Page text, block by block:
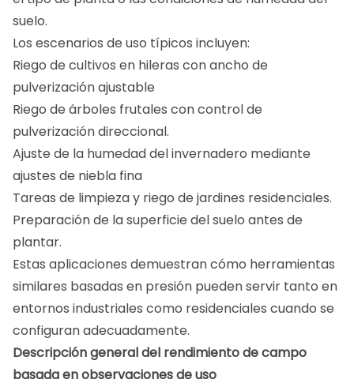
suelo.
Los escenarios de uso típicos incluyen:
Riego de cultivos en hileras con ancho de
pulverización ajustable
Riego de árboles frutales con control de
pulverización direccional.
Ajuste de la humedad del invernadero mediante
ajustes de niebla fina
Tareas de limpieza y riego de jardines residenciales.
Preparación de la superficie del suelo antes de
plantar.
Estas aplicaciones demuestran cómo herramientas
similares basadas en presión pueden servir tanto en
entornos industriales como residenciales cuando se
configuran adecuadamente.
Descripción general del rendimiento de campo
basada en observaciones de uso